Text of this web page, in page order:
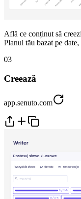
Află ce conținut să
Planul tău bazat pe
03
Creează
app.senuto.com